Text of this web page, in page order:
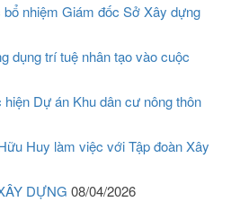
nhiệm Giám đốc Sở Xây dựng
dụng trí tuệ nhân tạo vào cuộc
Dự án Khu dân cư nông thôn
Huy làm việc với Tập đoàn Xây
DỰNG 08/04/2026